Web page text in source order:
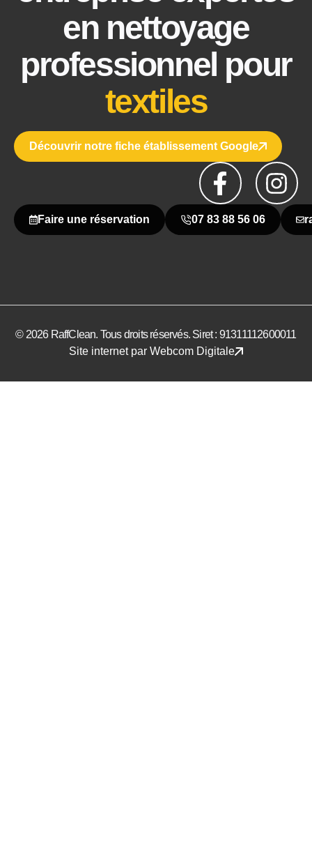
en nettoyage
professionnel pour
textiles
Découvrir notre fiche établissement Google
Faire une réservation 07 83 88 56 06
© 2026 RaffClean. Tous droits réservés. Siret : 91311112600011
Site internet par Webcom Digitale